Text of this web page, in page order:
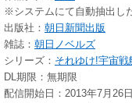
※システムにて自動抽出し
出版社： 朝日新聞出版
雑誌： 朝日ノベルズ
シリーズ： それゆけ!宇宙
DL期限：無期限
配信開始日：2013年7月26日